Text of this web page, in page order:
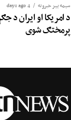
سیمه ییز خبرونه 4 days ago
د امریکا او ایران د
پرمختګ شوی